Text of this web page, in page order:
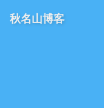
秋名山博客